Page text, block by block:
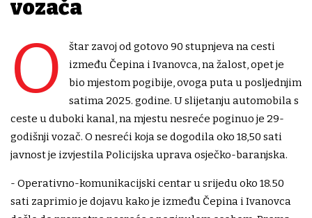
vozača
O
štar zavoj od gotovo 90 stupnjeva na cesti
između Čepina i Ivanovca, na žalost, opet je
bio mjestom pogibije, ovoga puta u posljednjim
satima 2025. godine. U slijetanju automobila s
ceste u duboki kanal, na mjestu nesreće poginuo je 29-
godišnji vozač. O nesreći koja se dogodila oko 18,50 sati
javnost je izvjestila Policijska uprava osječko-baranjska.
- Operativno-komunikacijski centar u srijedu oko 18.50
sati zaprimio je dojavu kako je između Čepina i Ivanovca